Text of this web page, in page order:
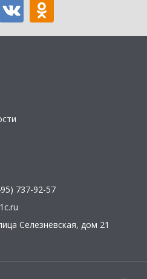
737-92-57
Селезнёвская, дом 21